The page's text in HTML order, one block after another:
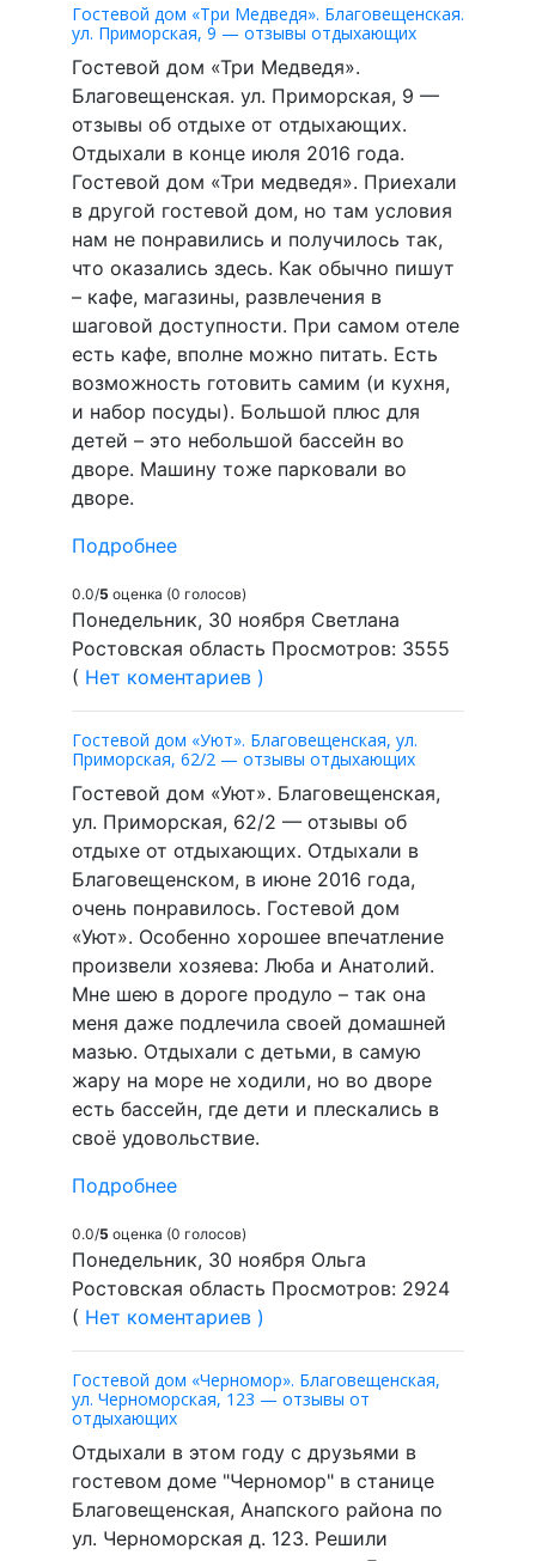
Гостевой дом «Три Медведя». Благовещенская.
ул. Приморская, 9 — отзывы отдыхающих
Гостевой дом «Три Медведя».
Благовещенская. ул. Приморская, 9 —
отзывы об отдыхе от отдыхающих.
Отдыхали в конце июля 2016 года.
Гостевой дом «Три медведя». Приехали
в другой гостевой дом, но там условия
нам не понравились и получилось так,
что оказались здесь. Как обычно пишут
– кафе, магазины, развлечения в
шаговой доступности. При самом отеле
есть кафе, вполне можно питать. Есть
возможность готовить самим (и кухня,
и набор посуды). Большой плюс для
детей – это небольшой бассейн во
дворе. Машину тоже парковали во
дворе.
Подробнее
0.0/5 оценка (0 голосов)
Понедельник, 30 ноября Светлана
Ростовская область Просмотров: 3555
( Нет коментариев )
Гостевой дом «Уют». Благовещенская, ул.
Приморская, 62/2 — отзывы отдыхающих
Гостевой дом «Уют». Благовещенская,
ул. Приморская, 62/2 — отзывы об
отдыхе от отдыхающих. Отдыхали в
Благовещенском, в июне 2016 года,
очень понравилось. Гостевой дом
«Уют». Особенно хорошее впечатление
произвели хозяева: Люба и Анатолий.
Мне шею в дороге продуло – так она
меня даже подлечила своей домашней
мазью. Отдыхали с детьми, в самую
жару на море не ходили, но во дворе
есть бассейн, где дети и плескались в
своё удовольствие.
Подробнее
0.0/5 оценка (0 голосов)
Понедельник, 30 ноября Ольга
Ростовская область Просмотров: 2924
( Нет коментариев )
Гостевой дом «Черномор». Благовещенская,
ул. Черноморская, 123 — отзывы от
отдыхающих
Отдыхали в этом году с друзьями в
гостевом доме "Черномор" в станице
Благовещенская, Анапского района по
ул. Черноморская д. 123. Решили